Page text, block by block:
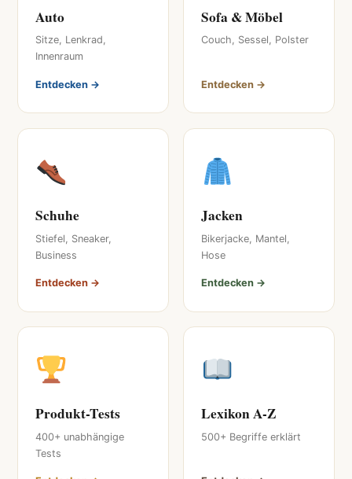
Auto
Sitze, Lenkrad,
Innenraum
Entdecken →
Sofa & Möbel
Couch, Sessel, Polster
Entdecken →
Schuhe
Stiefel, Sneaker,
Business
Entdecken →
Jacken
Bikerjacke, Mantel,
Hose
Entdecken →
Produkt-Tests
400+ unabhängige
Tests
Lexikon A-Z
500+ Begriffe erklärt